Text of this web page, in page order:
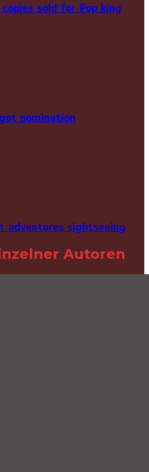
copies sold for Pop king
nomination
adventures sightseeing
Autoren